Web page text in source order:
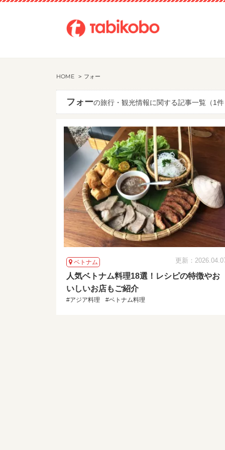
HOME フォー
フォーの旅行・観光情報に関する記事一覧（1
ベトナム 更新：
人気ベトナム料理18選！レシピの特徴やお
いしいお店もご紹介
#アジア料理 #ベトナム料理